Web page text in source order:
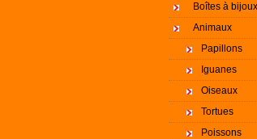
Boîtes à bijoux
Animaux
Papillons
Iguanes
Oiseaux
Tortues
Poissons